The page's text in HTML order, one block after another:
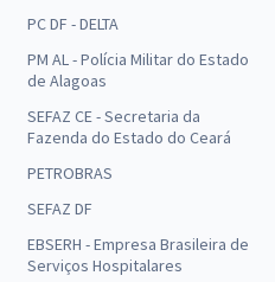
PC DF - DELTA
PM AL - Polícia Militar do Estado
de Alagoas
SEFAZ CE - Secretaria da
Fazenda do Estado do Ceará
PETROBRAS
SEFAZ DF
EBSERH - Empresa Brasileira de
Serviços Hospitalares